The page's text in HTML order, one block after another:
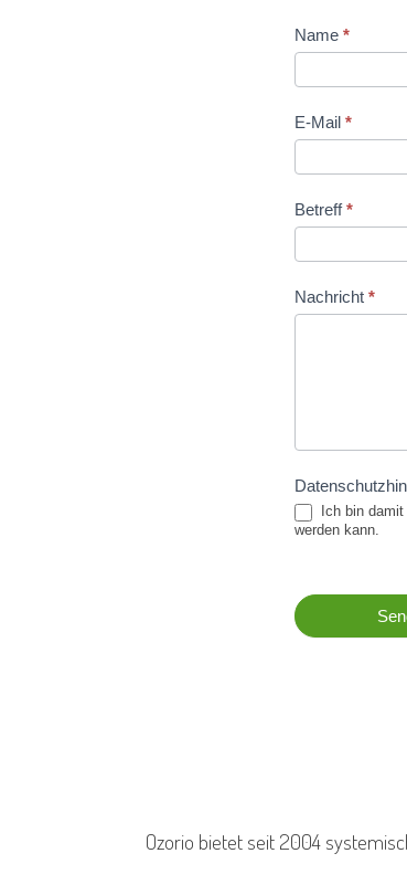
Kontakt
Name *
E-Mail *
Betreff*
Nachricht *
werden kann.
Ozorio bietet seit 2004